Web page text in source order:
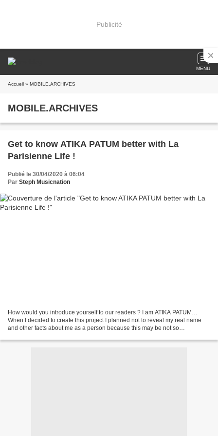
Publicité
MENU
Accueil » MOBILE.ARCHIVES
MOBILE.ARCHIVES
Get to know ATIKA PATUM better with La
Parisienne Life !
Publié le 30/04/2020 à 06:04
Par Steph Musicnation
How would you introduce yourself to our readers ? I am ATIKA PATUM…
When I decided to create this project I planned not to reveal my real name
and other facts about me as a person because this may be not so